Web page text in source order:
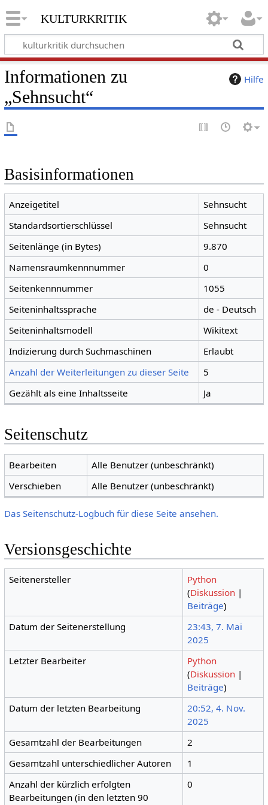
kulturkritik
Hilfe
Informationen zu
„Sehnsucht“
Basisinformationen
Anzeigetitel
Sehnsucht
Standardsortierschlüssel
Sehnsucht
Seitenlänge (in Bytes)
9.870
Namensraumkennnummer
0
Seitenkennnummer
1055
Seiteninhaltssprache
de - Deutsch
Seiteninhaltsmodell
Wikitext
Indizierung durch Suchmaschinen
Erlaubt
Anzahl der Weiterleitungen zu dieser Seite
5
Gezählt als eine Inhaltsseite
Ja
Seitenschutz
Bearbeiten
Alle Benutzer (unbeschränkt)
Verschieben
Alle Benutzer (unbeschränkt)
Das Seitenschutz-Logbuch für diese Seite ansehen.
Versionsgeschichte
Seitenersteller
Python
(Diskussion |
Beiträge)
Datum der Seitenerstellung
23:43, 7. Mai
2025
Letzter Bearbeiter
Python
(Diskussion |
Beiträge)
Datum der letzten Bearbeitung
20:52, 4. Nov.
2025
Gesamtzahl der Bearbeitungen
2
Gesamtzahl unterschiedlicher Autoren
1
Anzahl der kürzlich erfolgten
Bearbeitungen (in den letzten 90
0